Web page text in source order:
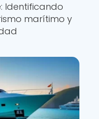
Identificando
marítimo y